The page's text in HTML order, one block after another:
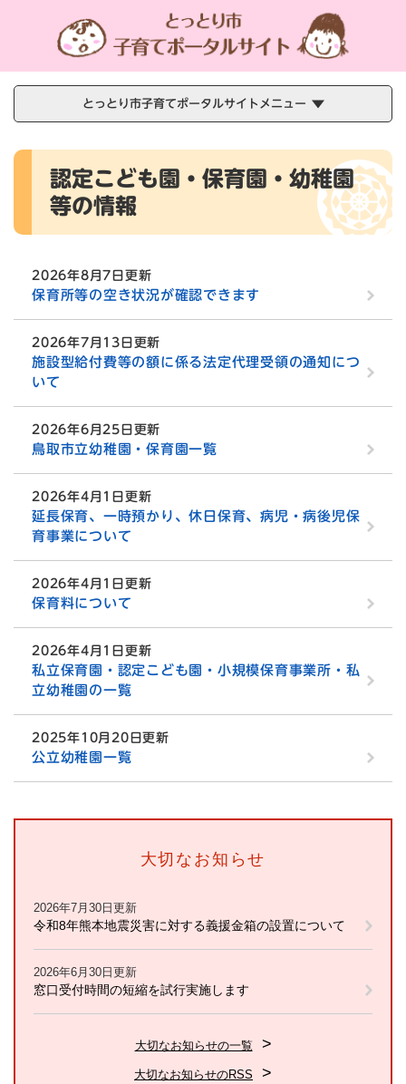
メニューを飛ばして本文へ
とっとり市子育てポータルサイトメニュー
本
認定こども園・保育園・幼稚園
等の情報
2026年8月7日更新
保育所等の空き状況が確認できます
2026年7月13日更新
施設型給付費等の額に係る法定代理受領の通知につ
いて
2026年6月25日更新
鳥取市立幼稚園・保育園一覧
2026年4月1日更新
延長保育、一時預かり、休日保育、病児・病後児保
育事業について
2026年4月1日更新
保育料について
2026年4月1日更新
私立保育園・認定こども園・小規模保育事業所・私
立幼稚園の一覧
2025年10月20日更新
公立幼稚園一覧
大切なお知らせ
2026年7月30日更新
令和8年熊本地震災害に対する義援金箱の設置について
2026年6月30日更新
窓口受付時間の短縮を試行実施します
大切なお知らせの一覧
大切なお知らせのRSS